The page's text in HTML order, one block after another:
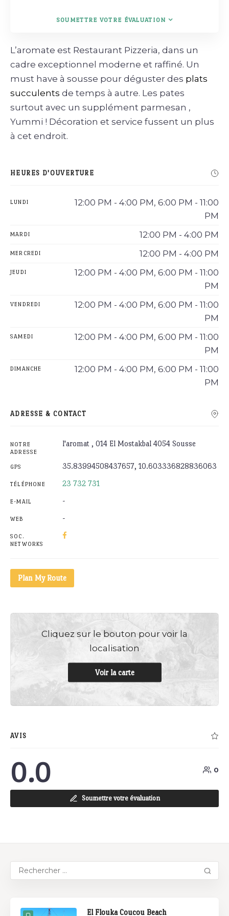
SOUMETTRE VOTRE ÉVALUATION
L’aromate est Restaurant Pizzeria, dans un
cadre exceptionnel moderne et raffiné. Un
must have à sousse pour déguster des plats
succulents de temps à autre. Les pates
surtout avec un supplément parmesan ,
Yummi ! Décoration et service fussent un plus
à cet endroit.
HEURES D'OUVERTURE
LUNDI
12:00 PM - 4:00 PM, 6:00 PM - 11:00
PM
MARDI 12:00 PM - 4:00 PM
MERCREDI 12:00 PM - 4:00 PM
JEUDI
12:00 PM - 4:00 PM, 6:00 PM - 11:00
PM
VENDREDI
12:00 PM - 4:00 PM, 6:00 PM - 11:00
PM
SAMEDI
12:00 PM - 4:00 PM, 6:00 PM - 11:00
PM
DIMANCHE
12:00 PM - 4:00 PM, 6:00 PM - 11:00
PM
ADRESSE & CONTACT
NOTRE
ADRESSE
l'aromat , 014 El Mostakbal 4054 Sousse
GPS 35.83994508437657, 10.603336828836063
TÉLÉPHONE 23 732 731
E-MAIL -
WEB -
SOC.
NETWORKS
Plan My Route
Cliquez sur le bouton pour voir la
localisation
Voir la carte
AVIS
0.0 0
Soumettre votre évaluation
El Flouka Coucou Beach